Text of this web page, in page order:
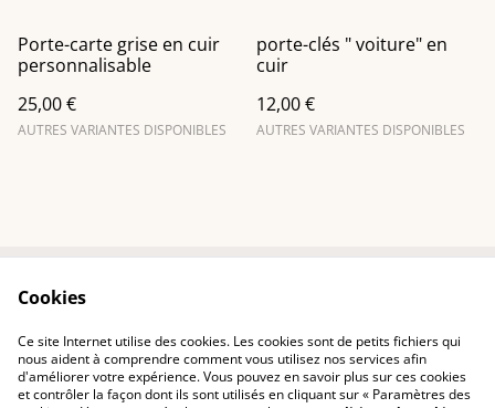
Porte-carte grise en cuir
personnalisable
25,00 €
AUTRES VARIANTES DISPONIBLES
porte-clés " voiture" en
cuir
12,00 €
AUTRES VARIANTES DISPONIBLES
Politique de
confidentialité
Politique de cookies
Cookies
Ce site Internet utilise des cookies. Les cookies sont de petits fichiers qui
nous aident à comprendre comment vous utilisez nos services afin
d'améliorer votre expérience. Vous pouvez en savoir plus sur ces cookies
et contrôler la façon dont ils sont utilisés en cliquant sur « Paramètres des